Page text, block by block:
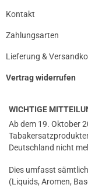
Kontakt
Zahlungsarten
Lieferung &
Vertrag widerrufen
WICHTIGE
Ab dem 19. Oktober
Deutschland nicht
Dies umfasst
(Liquids, Aromen,